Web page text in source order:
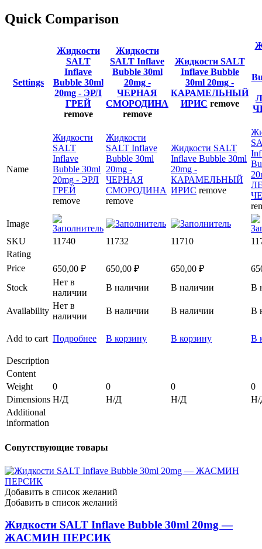
Quick Comparison
Settings
Жидкости
SALT
Inflave
Bubble 30ml
20mg - ЭРЛ
ГРЕЙ
remove
Жидкости
SALT Inflave
Bubble 30ml
20mg -
ЧЕРНАЯ
СМОРОДИНА
remove
Жидкости SALT
Inflave Bubble
30ml 20mg -
КАРАМЕЛЬНЫЙ
ИРИС remove
Name
Жидкости
SALT
Inflave
Bubble 30ml
20mg - ЭРЛ
ГРЕЙ
remove
Жидкости
SALT Inflave
Bubble 30ml
20mg -
ЧЕРНАЯ
СМОРОДИНА
remove
Жидкости SALT
Inflave Bubble 30ml
20mg -
КАРАМЕЛЬНЫЙ
ИРИС remove
Image
SKU
11740 11732 11710
Rating
Price
650,00 ₽ 650,00 ₽ 650,00 ₽
Stock
Нет в
наличии
В наличии В наличии В
Availability
Нет в
наличии
В наличии В наличии В
Add to cart Подробнее В корзину В корзину В
Description
Content
Weight
0 0 0
0
Dimensions Н/Д Н/Д Н/Д
Н/
Additional
information
Сопутствующие товары
Добавить в список желаний
Добавить в список желаний
Жидкости SALT Inflave Bubble 30ml 20mg —
ЖАСМИН ПЕРСИК